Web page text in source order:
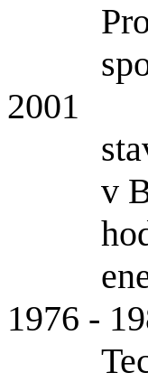
2001
v
1976 -